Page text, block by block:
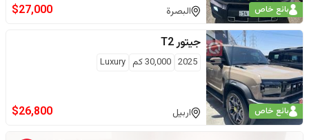
بائع خاص البصرة $27,000
بائع خاص
جيتورT2
2025
30,000كم Luxury
اربيل $26,800